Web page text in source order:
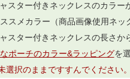
スター付きネックレスのカラー
スメカラー（商品画像使用ネ
スター付きネックレスの長さか
ポーチのカラー&ラッピングを
選択のままですすんでください。